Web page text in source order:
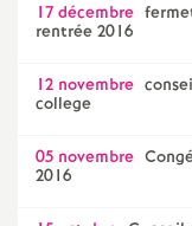
17 décembre
rentrée 2016
12 novembre
college
05 novembre
2016